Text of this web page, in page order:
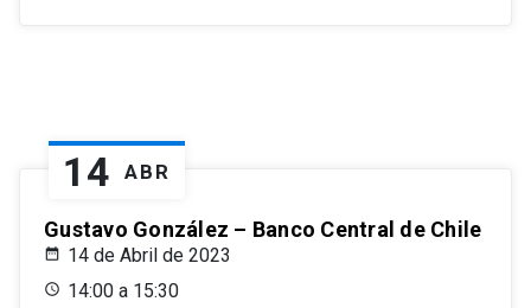
14 ABR
Gustavo González – Banco Central de Chile
14 de Abril de 2023
14:00 a 15:30